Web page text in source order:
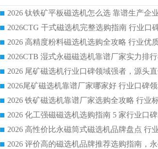
2026 化工强磁磁选机选购指南 5 家行业口